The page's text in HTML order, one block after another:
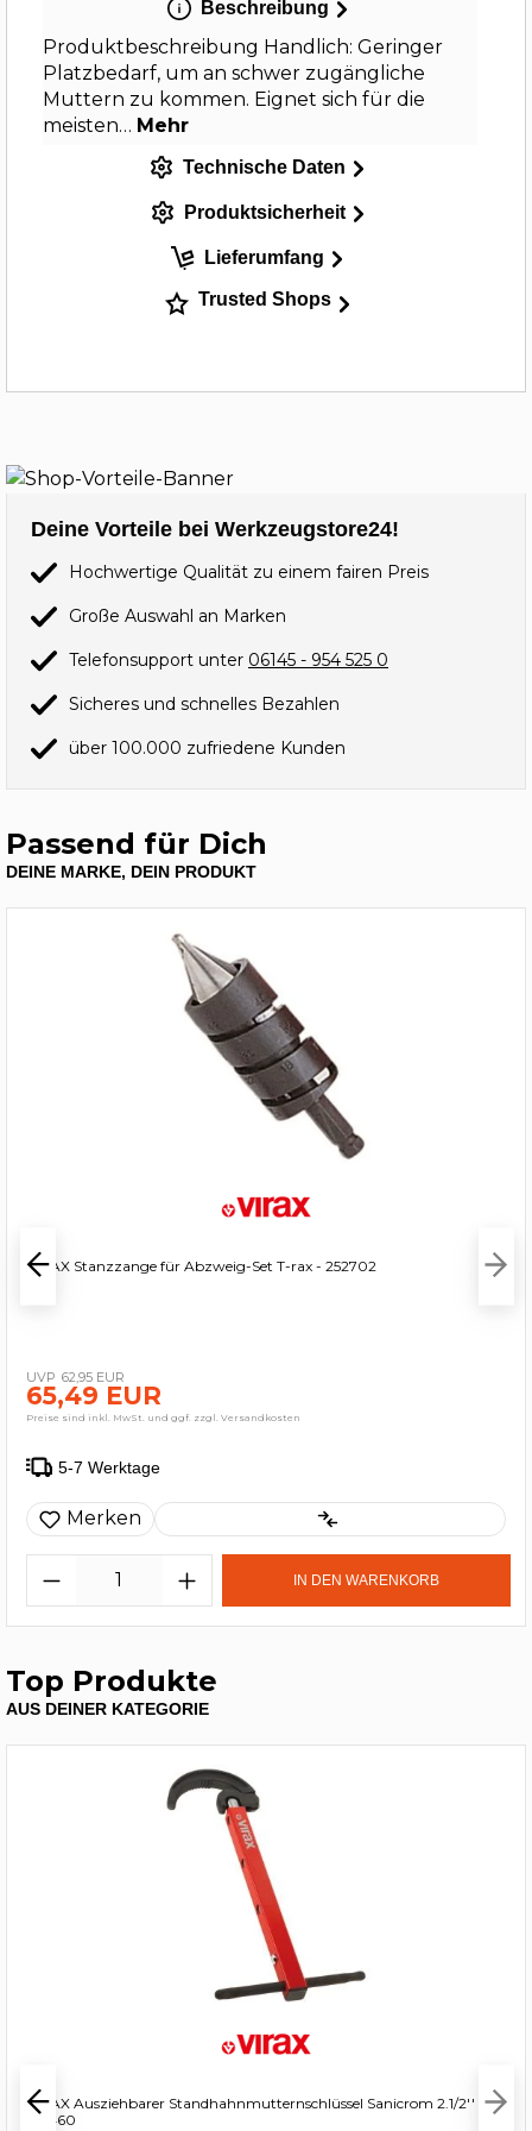
Beschreibung
Produktbeschreibung Handlich: Geringer
Platzbedarf, um an schwer zugängliche
Muttern zu kommen. Eignet sich für die
meisten… Mehr
Technische Daten
Produktsicherheit
Lieferumfang
Trusted Shops
Deine Vorteile bei Werkzeugstore24!
Hochwertige Qualität zu einem fairen Preis
Große Auswahl an Marken
Telefonsupport unter 06145 - 954 525 0
Sicheres und schnelles Bezahlen
über 100.000 zufriedene Kunden
Passend für Dich
DEINE MARKE, DEIN PRODUKT
VIRAX Stanzzange für Abzweig-Set T-rax - 252702
62,95 EUR
65,49 EUR
Preise sind inkl. MwSt. und ggf. zzgl. Versandkosten
5-7 Werktage
Merken
IN DEN WARENKORB
Top Produkte
AUS DEINER KATEGORIE
VIRAX Ausziehbarer Standhahnmutternschlüssel Sanicrom 2.1/2'' -
261460